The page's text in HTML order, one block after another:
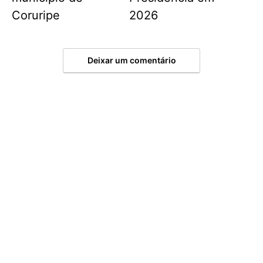
Coruripe
2026
Deixar um comentário